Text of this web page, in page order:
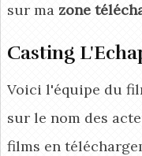
sur ma zone
Casting
Voici l'équipe du
sur le nom des
films en